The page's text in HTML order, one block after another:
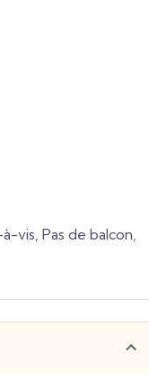
vis, Pas de balcon,